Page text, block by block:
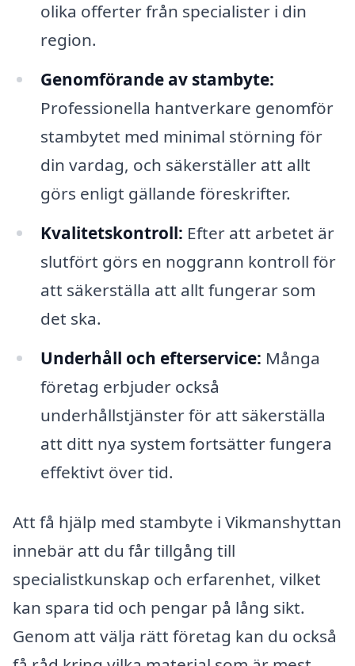
olika offerter från specialister i din
region.
Genomförande av stambyte:
Professionella hantverkare genomför
stambytet med minimal störning för
din vardag, och säkerställer att allt
görs enligt gällande föreskrifter.
Kvalitetskontroll: Efter att arbetet är
slutfört görs en noggrann kontroll för
att säkerställa att allt fungerar som
det ska.
Underhåll och efterservice: Många
företag erbjuder också
underhållstjänster för att säkerställa
att ditt nya system fortsätter fungera
effektivt över tid.
Att få hjälp med stambyte i Vikmanshyttan
innebär att du får tillgång till
specialistkunskap och erfarenhet, vilket
kan spara tid och pengar på lång sikt.
Genom att välja rätt företag kan du också